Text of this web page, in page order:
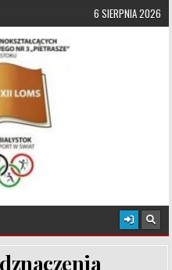
6 SIERPNIA 2026